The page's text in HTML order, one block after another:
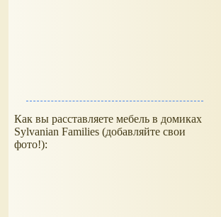
Как вы расставляете мебель в домиках
Sylvanian Families (добавляйте свои
фото!):